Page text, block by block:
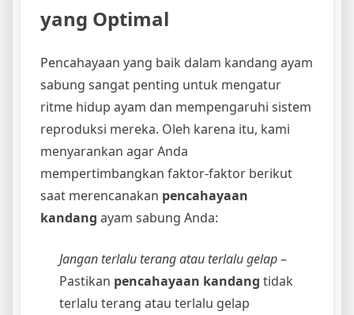
yang Optimal
Pencahayaan yang baik dalam kandang ayam
sabung sangat penting untuk mengatur
ritme hidup ayam dan mempengaruhi sistem
reproduksi mereka. Oleh karena itu, kami
menyarankan agar Anda
mempertimbangkan faktor-faktor berikut
saat merencanakan pencahayaan
kandang ayam sabung Anda:
Jangan terlalu terang atau terlalu gelap–
Pastikan pencahayaan kandang tidak
terlalu terang atau terlalu gelap